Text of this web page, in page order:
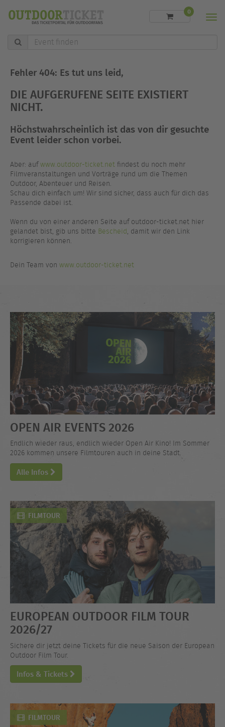
Event
finden
0
Fehler 404: Es tut uns leid,
DIE AUFGERUFENE SEITE EXISTIERT
NICHT.
Höchstwahrscheinlich ist das von dir gesuchte
Event leider schon vorbei.
Aber: aufwww.outdoor-ticket.net findest du noch mehr
Filmveranstaltungen und Vorträge rund um die Themen
Outdoor, Abenteuer und Reisen.
Schau dich einfach um! Wir sind sicher, dass auch für dich das
Passende dabei ist.
Wenn du von einer anderen Seite auf outdoor-ticket.net hier
gelandet bist, gib uns bitte Bescheid, damit wir den Link
korrigieren können.
Dein Team von www.outdoor-ticket.net
OPEN AIR EVENTS 2026
Endlich wieder raus, endlich wieder Open Air Kino! Im Sommer
2026 kommen unsere Filmtouren auch in deine Stadt.
Alle Infos
FILMTOUR
EUROPEAN OUTDOOR FILM TOUR
2026/27
Sichere dir jetzt deine Tickets für die neue Saison der European
Outdoor Film Tour.
Infos & Tickets
FILMTOUR